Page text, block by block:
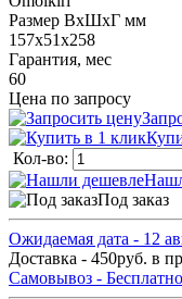
Размер ВхШхГ мм
157х51х258
Гарантия, мес
60
Цена по запросу
Кол-во:
Под заказ
Ожидаемая дата - 12
Доставка - 450руб. в
Самовывоз - Бесплатно